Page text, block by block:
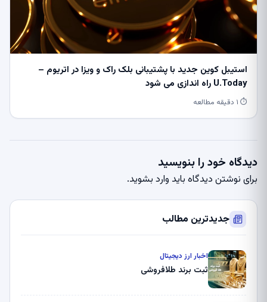
استیبل کوین جدید با پشتیبانی بلک راک و ویزا در اتریوم –
U.Today راه اندازی می شود
⏱ ۱ دقیقه مطالعه
دیدگاه خود را بنویسید
برای نوشتن دیدگاه باید وارد بشوید.
جدیدترین مطالب
اخبار ارز دیجیتال
ثبت برند طلافروشی